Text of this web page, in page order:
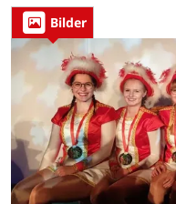
Bilder